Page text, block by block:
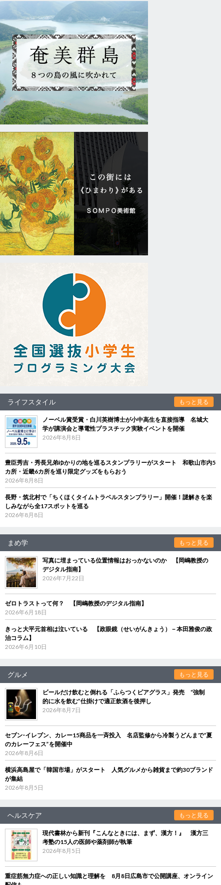
ライフスタイル もっと見る
ノーベル賞受賞・白川英樹博士が小中高生を直接指導 名城大
学が講演会と導電性プラスチック実験イベントを開催
2026年8月8日
豊臣秀吉・秀長兄弟ゆかりの地を巡るスタンプラリーがスタート 和歌山市内5
カ所・近畿6カ所を巡り限定グッズをもらおう
2026年8月8日
長野・筑北村で「ちくほくタイムトラベルスタンプラリー」開催！謎解きを楽
しみながら全17スポットを巡る
2026年8月8日
まめ学 もっと見る
写真に埋まっている位置情報はおっかないのか 【岡嶋教授の
デジタル指南】
2026年7月22日
ゼロトラストって何？ 【岡嶋教授のデジタル指南】
2026年6月18日
きっと大平元首相は泣いている 【政眼鏡（せいがんきょう）－本田雅俊の政
治コラム】
2026年6月10日
グルメ もっと見る
ビールだけ飲むと倒れる「ふらつくビアグラス」発売 “強制
的に水を飲む”仕掛けで適正飲酒を後押し
2026年8月7日
セブン‐イレブン、カレー15商品を一斉投入 名店監修から冷製うどんまで“夏
のカレーフェス”を開催中
2026年8月6日
横浜高島屋で「韓国市場」がスタート 人気グルメから雑貨まで約30ブランド
が集結
2026年8月5日
ヘルスケア もっと見る
現代書林から新刊『こんなときには、まず、漢方！』 漢方三
考塾の15人の医師や薬剤師が執筆
2026年8月5日
重症筋無力症への正しい知識と理解を 8月8日広島市で公開講座、オンライン